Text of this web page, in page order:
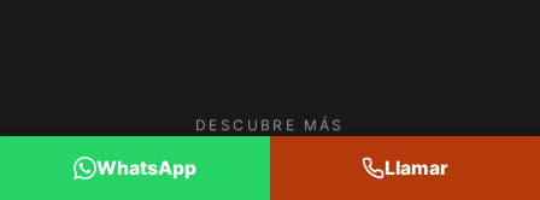
DESCUBRE MÁS
WhatsApp Llamar